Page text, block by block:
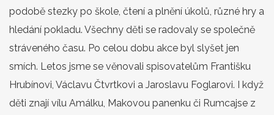
podobě stezky po škole, čtení a plnění úkolů, různé hry a
hledání pokladu. Všechny děti se radovaly se společně
stráveného času. Po celou dobu akce byl slyšet jen
smích. Letos jsme se věnovali spisovatelům Františku
Hrubínovi, Václavu Čtvrtkovi a Jaroslavu Foglarovi. I když
děti znají vílu Amálku, Makovou panenku či Rumcajse z